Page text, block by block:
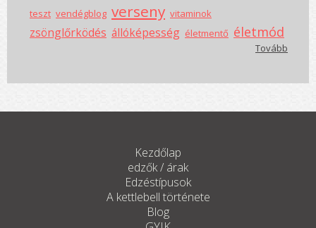
teszt vendégblog verseny vitaminok
zsönglőrködés állóképesség életmentő életmód
Tovább
Kezdőlap
edzők / árak
Edzéstípusok
A kettlebell története
Blog